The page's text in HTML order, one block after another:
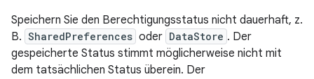
Speichern Sie den Berechtigungsstatus nicht dauerhaft, z.
B. SharedPreferences oder DataStore . Der
gespeicherte Status stimmt möglicherweise nicht mit
dem tatsächlichen Status überein. Der